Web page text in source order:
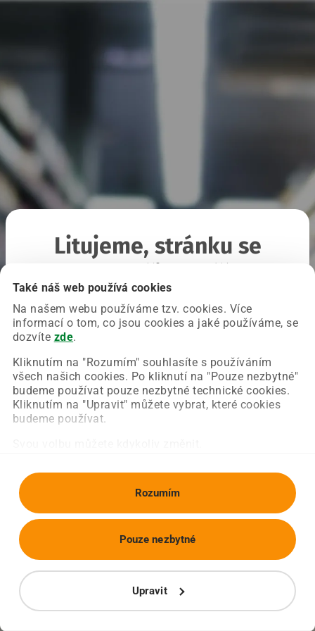
Také náš web používá cookies
Na našem webu používáme tzv. cookies. Více
informací o tom, co jsou cookies a jaké používáme, se
dozvíte zde.
Kliknutím na "Rozumím" souhlasíte s používáním
všech našich cookies. Po kliknutí na "Pouze nezbytné"
budeme používat pouze nezbytné technické cookies.
Kliknutím na "Upravit" můžete vybrat, které cookies
budeme používat.
Rozumím
Upravit
Pouze nezbytné
Litujeme, stránku se
Chyba nastala na naší straně a už ji opravujeme.
Zkuste prosím znovu načíst požadovanou stránku.
Obnovit stránku Úvodní strana